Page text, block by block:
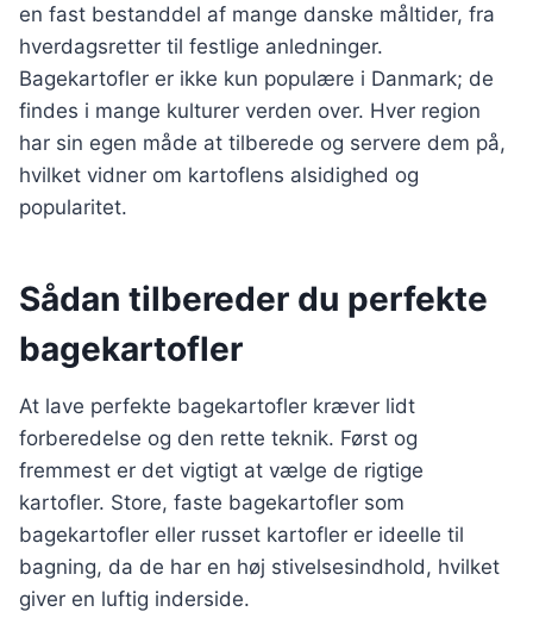
en fast bestanddel af mange danske måltider, fra
hverdagsretter til festlige anledninger.
Bagekartofler er ikke kun populære i Danmark; de
findes i mange kulturer verden over. Hver region
har sin egen måde at tilberede og servere dem på,
hvilket vidner om kartoflens alsidighed og
popularitet.
Sådan tilbereder du perfekte
bagekartofler
At lave perfekte bagekartofler kræver lidt
forberedelse og den rette teknik. Først og
fremmest er det vigtigt at vælge de rigtige
kartofler. Store, faste bagekartofler som
bagekartofler eller russet kartofler er ideelle til
bagning, da de har en høj stivelsesindhold, hvilket
giver en luftig inderside.